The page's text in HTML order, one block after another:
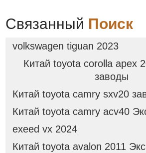
Связанный Поиск
volkswagen tiguan 2023
Китай toyota corolla apex
заводы
Китай toyota camry sxv20
Китай toyota camry acv40
exeed vx 2024
Китай toyota avalon 2011